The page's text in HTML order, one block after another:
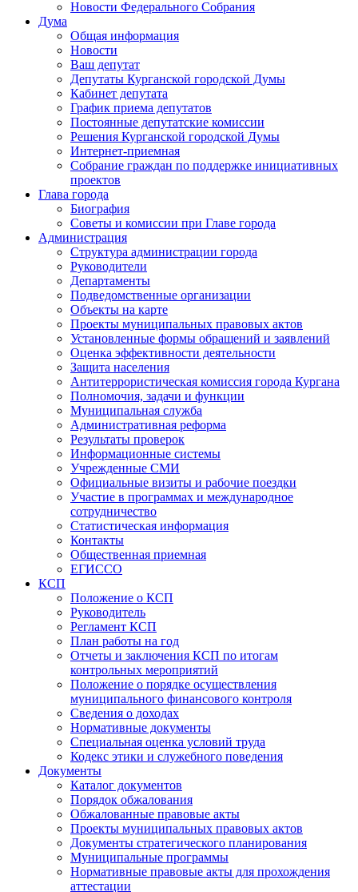
Новости Федерального Cобрания
Дума
Общая информация
Новости
Ваш депутат
Депутаты Курганской городской Думы
Кабинет депутата
График приема депутатов
Постоянные депутатские комиссии
Решения Курганской городской Думы
Интернет-приемная
Собрание граждан по поддержке инициативных
проектов
Глава города
Биография
Советы и комиссии при Главе города
Администрация
Структура администрации города
Руководители
Департаменты
Подведомственные организации
Объекты на карте
Проекты муниципальных правовых актов
Установленные формы обращений и заявлений
Оценка эффективности деятельности
Защита населения
Антитеррористическая комиссия города Кургана
Полномочия, задачи и функции
Муниципальная служба
Административная реформа
Результаты проверок
Информационные системы
Учрежденные СМИ
Официальные визиты и рабочие поездки
Участие в программах и международное
сотрудничество
Статистическая информация
Контакты
Общественная приемная
ЕГИССО
КСП
Положение о КСП
Руководитель
Регламент КСП
План работы на год
Отчеты и заключения КСП по итогам
контрольных мероприятий
Положение о порядке осуществления
муниципального финансового контроля
Сведения о доходах
Нормативные документы
Специальная оценка условий труда
Кодекс этики и служебного поведения
Документы
Каталог документов
Порядок обжалования
Обжалованные правовые акты
Проекты муниципальных правовых актов
Документы стратегического планирования
Муниципальные программы
Нормативные правовые акты для прохождения
аттестации